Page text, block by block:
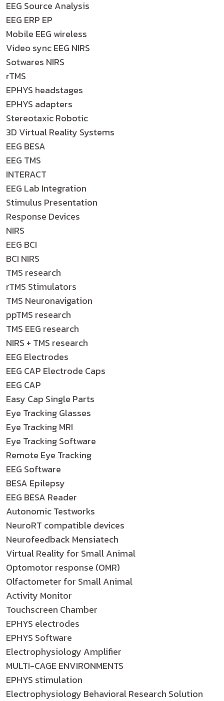
EEG Source Analysis
EEG ERP EP
Mobile EEG wireless
Video sync EEG NIRS
Sotwares NIRS
rTMS
EPHYS headstages
EPHYS adapters
Stereotaxic Robotic
3D Virtual Reality Systems
EEG BESA
EEG TMS
INTERACT
EEG Lab Integration
Stimulus Presentation
Response Devices
NIRS
EEG BCI
BCI NIRS
TMS research
rTMS Stimulators
TMS Neuronavigation
ppTMS research
TMS EEG research
NIRS + TMS research
EEG Electrodes
EEG CAP Electrode Caps
EEG CAP
Easy Cap Single Parts
Eye Tracking Glasses
Eye Tracking MRI
Eye Tracking Software
Remote Eye Tracking
EEG Software
BESA Epilepsy
EEG BESA Reader
Autonomic Testworks
NeuroRT compatible devices
Neurofeedback Mensiatech
Virtual Reality for Small Animal
Optomotor response (OMR)
Olfactometer for Small Animal
Activity Monitor
Touchscreen Chamber
EPHYS electrodes
EPHYS Software
Electrophysiology Amplifier
MULTI-CAGE ENVIRONMENTS
EPHYS stimulation
Electrophysiology Behavioral Research Solution